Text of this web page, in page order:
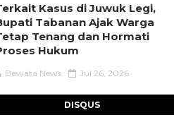
Kasus di Juwuk Legi,
Tabanan Ajak Warga
Tenang dan Hormati
Hukum
Dewata News Jul 26, 2026
DISQUS